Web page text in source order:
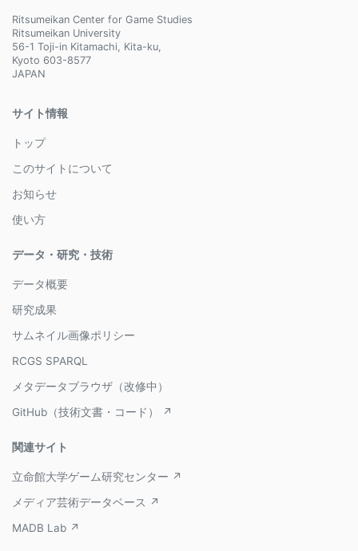
Ritsumeikan Center for Game Studies
Ritsumeikan University
56-1 Toji-in Kitamachi, Kita-ku,
Kyoto 603-8577
JAPAN
サイト情報
トップ
このサイトについて
お知らせ
使い方
データ・研究・技術
データ概要
研究成果
サムネイル画像ポリシー
RCGS SPARQL
メタデータブラウザ（改修中）
GitHub（技術文書・コード） ↗
関連サイト
立命館大学ゲーム研究センター ↗
メディア芸術データベース ↗
MADB Lab ↗